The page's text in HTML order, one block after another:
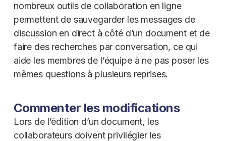
nombreux outils de collaboration en ligne
permettent de sauvegarder les messages de
discussion en direct à côté d’un document et de
faire des recherches par conversation, ce qui
aide les membres de l’équipe à ne pas poser les
mêmes questions à plusieurs reprises.
Commenter les modifications
Lors de l’édition d’un document, les
collaborateurs doivent privilégier les